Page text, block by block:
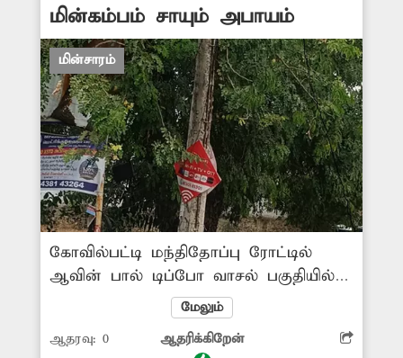
மின்கம்பம் சாயும் அபாயம்
மின்சாரம்
கோவில்பட்டி மந்திதோப்பு ரோட்டில்
ஆவின் பால் டிப்போ வாசல் பகுதியில்
சிமெண்டு பூச்சு உதிர்ந்து ஆபத்தான
நிலையில் சாலையோரம் மின்கம்பம்
உள்ளது. விபத்து நடக்கும் முன்
மேலும்
ஆதரவு: 0 ஆதரிக்கிறேன்